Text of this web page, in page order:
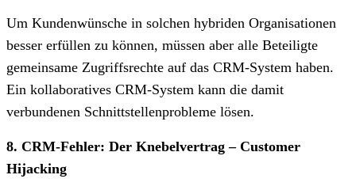
Um Kundenwünsche in solchen hybriden Organisationen
besser erfüllen zu können, müssen aber alle Beteiligte
gemeinsame Zugriffsrechte auf das CRM-System haben.
Ein kollaboratives CRM-System kann die damit
verbundenen Schnittstellenprobleme lösen.
8. CRM-Fehler: Der Knebelvertrag – Customer
Hijacking